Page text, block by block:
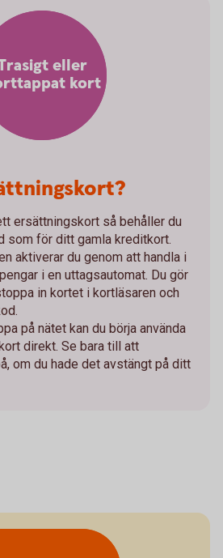
eller
kort
ersättningskort så behåller du
som för ditt gamla kreditkort.
aktiverar du genom att handla i
i en uttagsautomat. Du gör
in kortet i kortläsaren och
på nätet kan du börja använda
direkt. Se bara till att
om du hade det avstängt på ditt